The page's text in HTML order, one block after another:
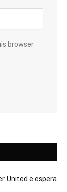
browser
United e espera